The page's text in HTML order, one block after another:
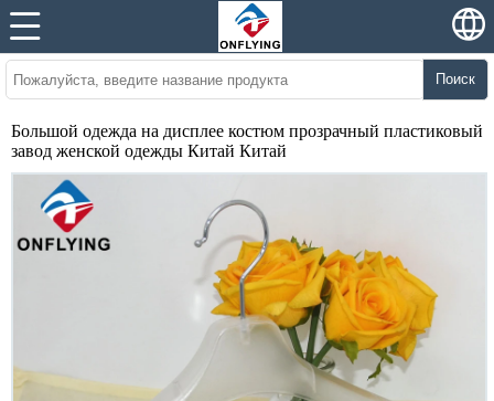
Поиск
Большой одежда на дисплее костюм прозрачный пластиковый
завод женской одежды Китай Китай